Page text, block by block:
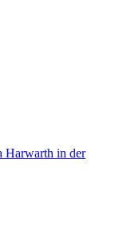
Harwarth in der